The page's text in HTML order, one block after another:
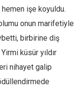
işe koyuldu.
onun marifetiyle
birbirine diş
küsür yıldır
nihayet galip